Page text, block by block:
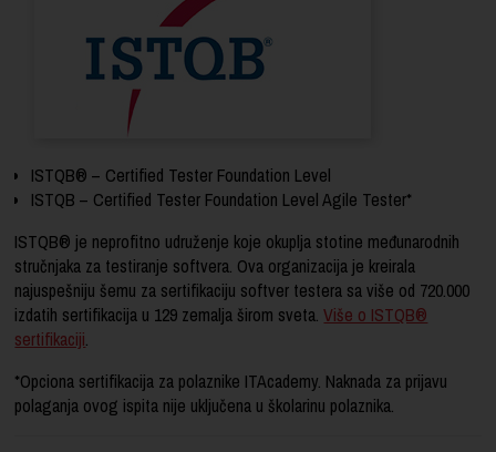
ISTQB® – Certified Tester Foundation Level
ISTQB – Certified Tester Foundation Level Agile Tester*
ISTQB® je neprofitno udruženje koje okuplja stotine međunarodnih
stručnjaka za testiranje softvera. Ova organizacija je kreirala
najuspešniju šemu za sertifikaciju softver testera sa više od 720.000
izdatih sertifikacija u 129 zemalja širom sveta.Više o ISTQB®
sertifikaciji.
*Opciona sertifikacija za polaznike ITAcademy. Naknada za prijavu
polaganja ovog ispita nije uključena u školarinu polaznika.